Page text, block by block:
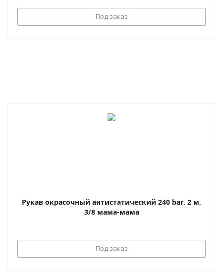
Под заказ
Рукав окрасочный антистатический 240 bar, 2 м,
3/8 мама-мама
Под заказ